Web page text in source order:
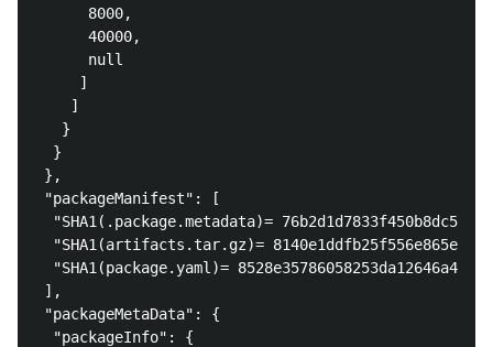
      8000,
      40000,
      null
     ]
    ]
   }
  }
},
"packageManifest": [
"SHA1(.package.metadata)=
"SHA1(artifacts.tar.gz)=
"SHA1(package.yaml)=
],
"packageMetaData": {
  "packageInfo": {